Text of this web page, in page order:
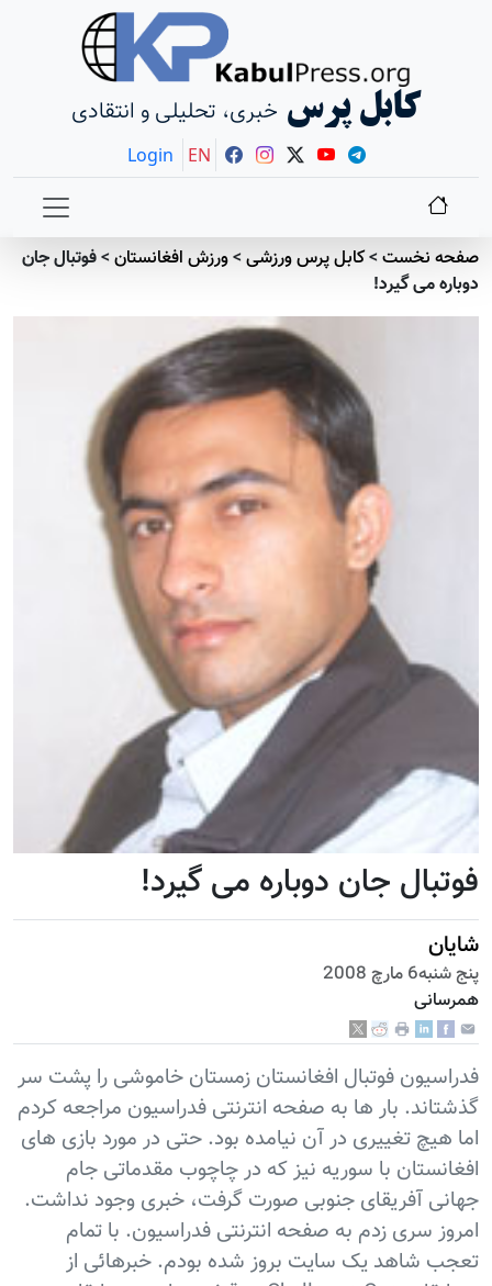
کابل پرس خبری، تحلیلی و انتقادی
Login EN
صفحه نخست>کابل پرس ورزشی>ورزش افغانستان>فوتبال جان
دوباره می گیرد!
فوتبال جان دوباره می گیرد!
شایان
پنج شنبه6 مارچ 2008
همرسانی
فدراسیون فوتبال افغانستان زمستان خاموشی را پشت سر
گذشتاند. بار ها به صفحه انترنتی فدراسیون مراجعه کردم
اما هیچ تغییری در آن نیامده بود. حتی در مورد بازی های
افغانستان با سوریه نیز که در چاچوب مقدماتی جام
جهانی آفریقای جنوبی صورت گرفت، خبری وجود نداشت.
امروز سری زدم به صفحه انترنتی فدراسیون. با تمام
تعجب شاهد یک سایت بروز شده بودم. خبرهائی از